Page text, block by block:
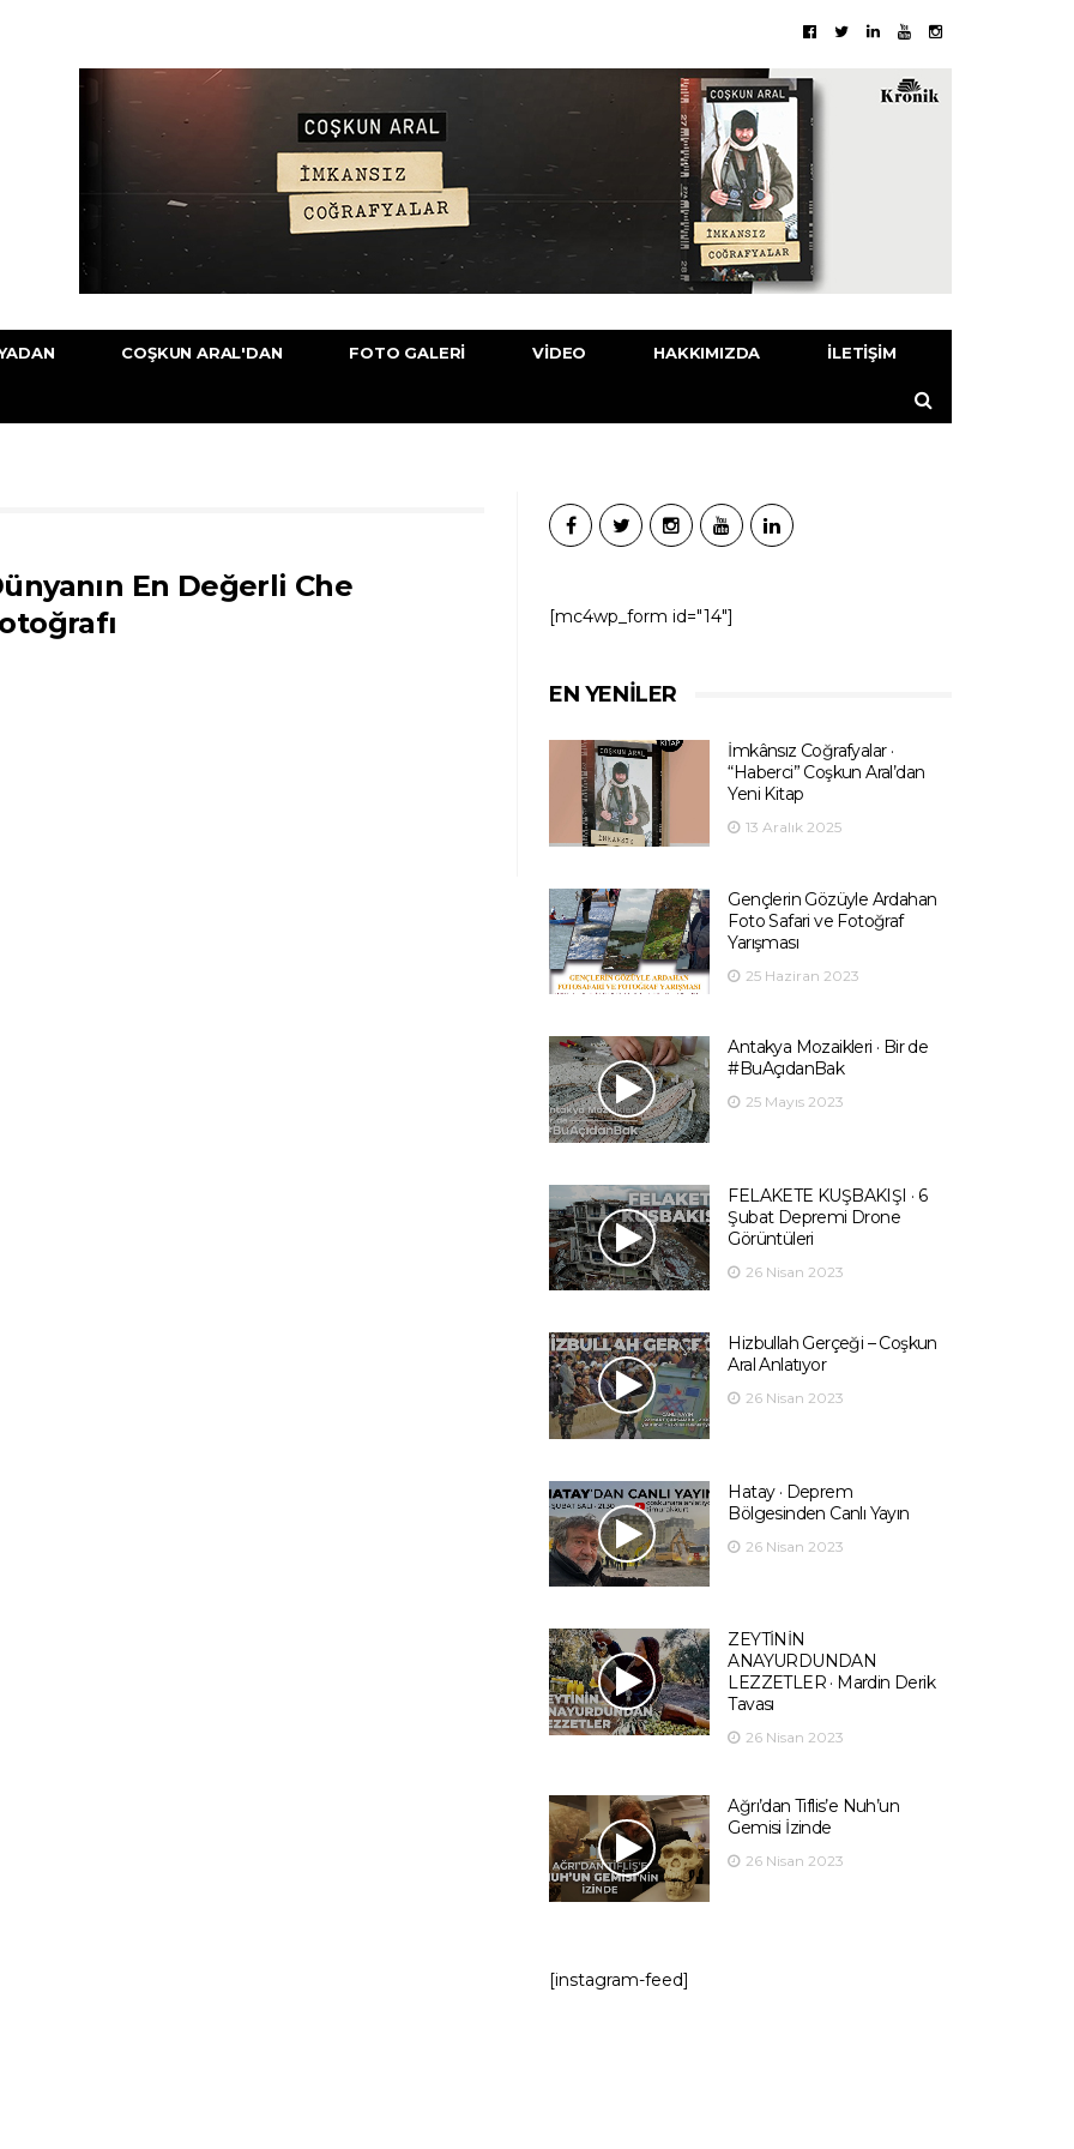
COŞKUN ARAL'DAN FOTO GALERI VIDEO HAKKIMIZDA İLETIŞIM
En Değerli Che
[mc4wp_form id="14"]
EN YENILER
İmkânsız Coğrafyalar ·
“Haberci” Coşkun Aral’dan
Yeni Kitap
13 Aralık 2025
Gençlerin Gözüyle Ardahan
Foto Safari ve Fotoğraf
Yarışması
25 Haziran 2023
Antakya Mozaikleri · Bir de
#BuAçıdanBak
25 Mayıs 2023
FELAKETE KUŞBAKIŞI · 6
Şubat Depremi Drone
Görüntüleri
26 Nisan 2023
Hizbullah Gerçeği – Coşkun
Aral Anlatıyor
26 Nisan 2023
Hatay · Deprem
Bölgesinden Canlı Yayın
26 Nisan 2023
ZEYTİNİN
ANAYURDUNDAN
LEZZETLER · Mardin Derik
Tavası
26 Nisan 2023
Ağrı’dan Tiflis’e Nuh’un
Gemisi İzinde
26 Nisan 2023
[instagram-feed]